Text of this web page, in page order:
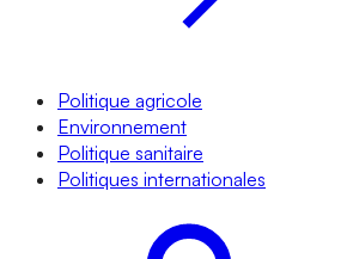
Politique agricole
Environnement
Politique sanitaire
Politiques internationales